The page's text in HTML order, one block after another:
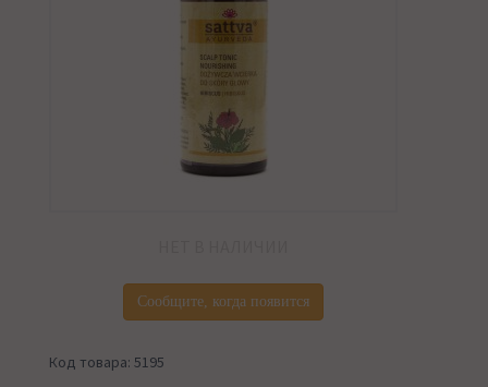
Сообщите, когда появится
Код товара: 5195